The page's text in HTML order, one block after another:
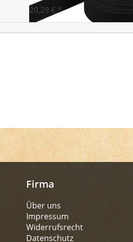
20,29 € *
Firma
Über uns
Impressum
Widerrufsrecht
Datenschutz